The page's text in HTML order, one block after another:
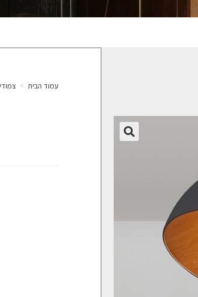
עמוד הבית >